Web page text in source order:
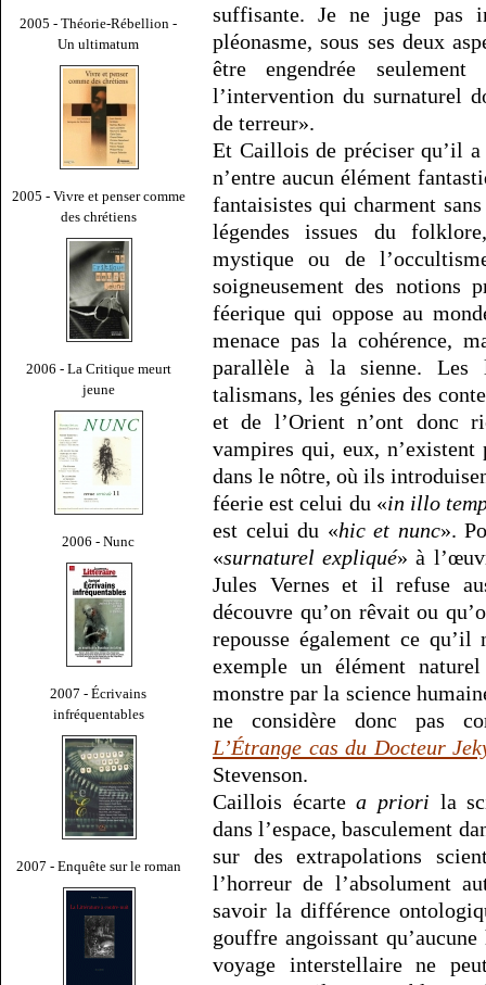
2005 - Théorie-Rébellion -
Un ultimatum
2005 - Vivre et penser comme
des chrétiens
2006 - La Critique meurt
jeune
2006 - Nunc
2007 - Écrivains
infréquentables
2007 - Enquête sur le roman
suffisante. Je ne juge pas
pléonasme, sous ses deux
être engendrée
l’intervention du surnaturel
de terreur».
Et Caillois de préciser qu’il
n’entre aucun élément
fantaisistes qui charment
légendes issues du
mystique ou de
soigneusement des notions
féerique qui oppose au
menace pas la cohérence,
parallèle à la sienne. Les
talismans, les génies des
et de l’Orient n’ont donc
vampires qui, eux,
dans le nôtre, où ils
féerie est celui du «in illo
est celui du «hic et nunc».
«surnaturel expliqué» à
Jules Vernes et il refuse
découvre qu’on rêvait ou
repousse également ce
exemple un élément
monstre par la science
ne considère donc pas
L’Étrange cas du Docteur
Stevenson.
Caillois écartea priori la
dans l’espace, basculement
sur des extrapolations
l’horreur de l’absolument
savoir la différence
gouffre angoissant
voyage interstellaire ne